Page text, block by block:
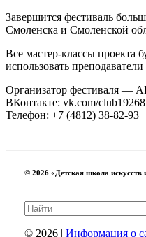
Завершится фестиваль
Смоленска и Смоленской
Все мастер-классы проекта
использовать
Организатор фестиваля —
ВКонтакте: vk.com/
Телефон: +7 (4812) 38-82-93
© 2026 «Детская школа
© 2026 | Информация о